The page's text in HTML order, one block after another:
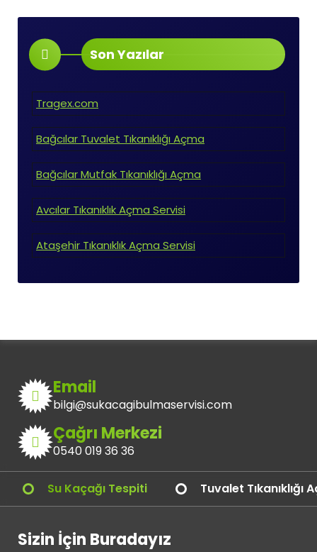
Son Yazılar
Tragex.com
Bağcılar Tuvalet Tıkanıklığı Açma
Bağcılar Mutfak Tıkanıklığı Açma
Avcılar Tıkanıklık Açma Servisi
Ataşehir Tıkanıklık Açma Servisi
Email
bilgi@sukacagibulmaservisi.com
Çağrı Merkezi
0540 019 36 36
Su Kaçağı Tespiti Tuvalet Tıkanıklığı
Sizin İçin Buradayız